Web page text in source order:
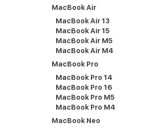
MacBook Air
MacBook Air 13
MacBook Air 15
MacBook Air M5
MacBook Air M4
MacBook Pro
MacBook Pro 14
MacBook Pro 16
MacBook Pro M5
MacBook Pro M4
MacBook Neo